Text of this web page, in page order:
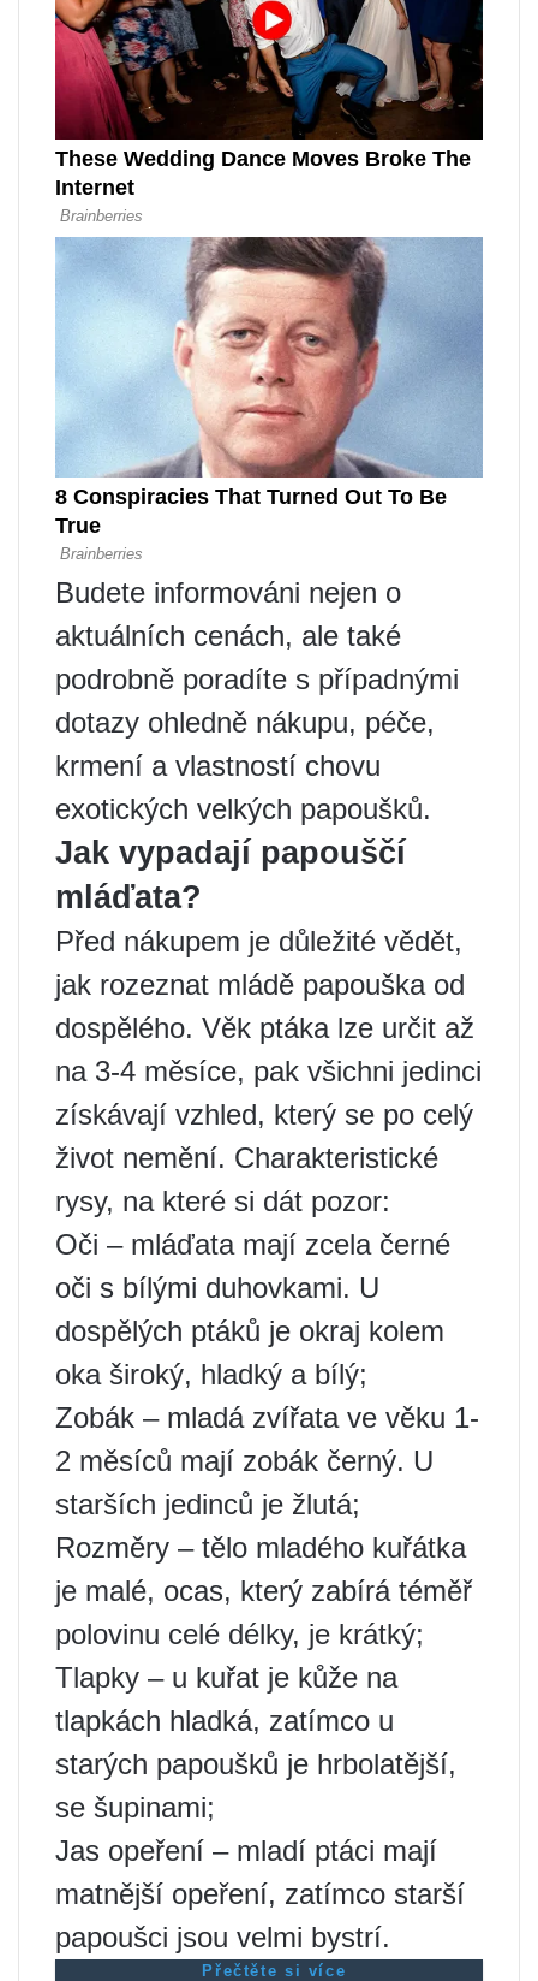
Budete informováni nejen o
aktuálních cenách, ale také
podrobně poradíte s případnými
dotazy ohledně nákupu, péče,
krmení a vlastností chovu
exotických velkých papoušků.
Jak vypadají papouščí
mláďata?
Před nákupem je důležité vědět,
jak rozeznat mládě papouška od
dospělého. Věk ptáka lze určit až
na 3-4 měsíce, pak všichni jedinci
získávají vzhled, který se po celý
život nemění. Charakteristické
rysy, na které si dát pozor:
Oči – mláďata mají zcela černé
oči s bílými duhovkami. U
dospělých ptáků je okraj kolem
oka široký, hladký a bílý;
Zobák – mladá zvířata ve věku 1-
2 měsíců mají zobák černý. U
starších jedinců je žlutá;
Rozměry – tělo mladého kuřátka
je malé, ocas, který zabírá téměř
polovinu celé délky, je krátký;
Tlapky – u kuřat je kůže na
tlapkách hladká, zatímco u
starých papoušků je hrbolatější,
se šupinami;
Jas opeření – mladí ptáci mají
matnější opeření, zatímco starší
papoušci jsou velmi bystrí.
Přečtěte si více